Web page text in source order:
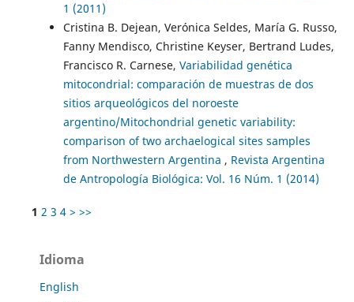
1 (2011)
Cristina B. Dejean, Verónica Seldes, María G. Russo,
Fanny Mendisco, Christine Keyser, Bertrand Ludes,
Francisco R. Carnese, Variabilidad genética
mitocondrial: comparación de muestras de dos
sitios arqueológicos del noroeste
argentino/Mitochondrial genetic variability:
comparison of two archaelogical sites samples
from Northwestern Argentina , Revista Argentina
de Antropología Biológica: Vol. 16 Núm. 1 (2014)
1 2 3 4 > >>
Idioma
English